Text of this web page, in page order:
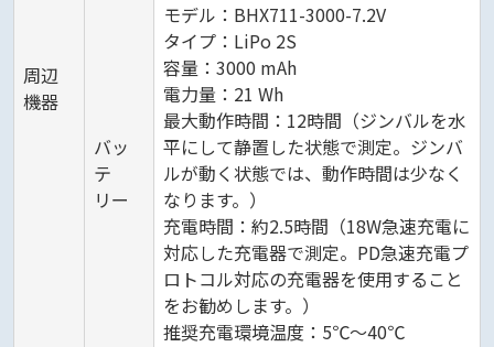
周辺
機器
バッ
テ
リー
モデル：BHX711-3000-7.2‌‌V
タイプ：LiPo 2S
容量：3000 mAh
電力量：21 Wh
最大動作時間：12時間（ジンバルを水
平にして静置した状態で測定。‌ジンバ
ルが動く状態では、動作時間は少なく
なります。）
充電時間：約2.5時間（18W急速充電に
対応した充電器で測定。PD急速充電プ
ロトコル対応の充電器を使用すること
をお勧めします。）
推奨充電環境温度：5℃～40℃